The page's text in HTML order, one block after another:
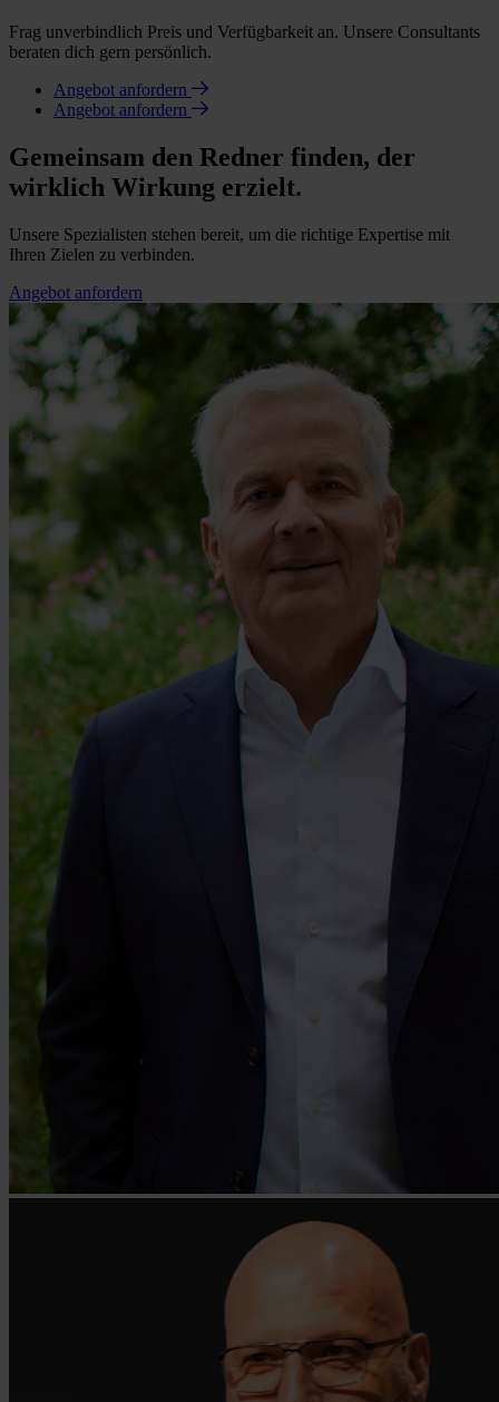
Frag unverbindlich Preis und Verfügbarkeit an. Unsere Consultants
beraten dich gern persönlich.
Angebot anfordern
Angebot anfordern
Gemeinsam den Redner finden, der
wirklich Wirkung erzielt.
Unsere Spezialisten stehen bereit, um die richtige Expertise mit
Ihren Zielen zu verbinden.
Angebot anfordern